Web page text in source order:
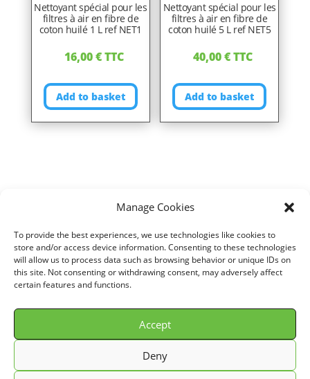
Manage Cookies
To provide the best experiences, we use technologies like cookies to
store and/or access device information. Consenting to these technologies
will allow us to process data such as browsing behavior or unique IDs on
this site. Not consenting or withdrawing consent, may adversely affect
certain features and functions.
Accept
Deny
Nettoyant spécial pour les
filtres à air en fibre de
coton huilé 1 L ref NET1
16,00€TTC
Add to basket
Nettoyant spécial pour les
filtres à air en fibre de
coton huilé 5 L ref NET5
40,00€TTC
Add to basket
Home/VOITURE /FORD /FOCUS I/1,8L i 16V (116 cv)/ Air filter for
FORD FOCUS I 1,8L i 16V (116 cv) years 98>04 ref. P950296
© GREEN FILTER 2026. Tous droits réservés.